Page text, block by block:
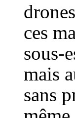
ces
sous-
mais
sans